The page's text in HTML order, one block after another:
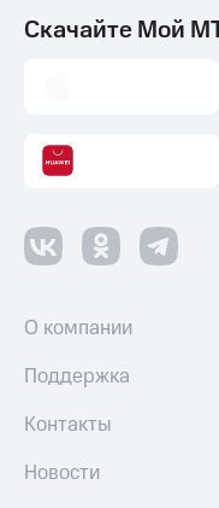
Скачайте Мой
О компании
Поддержка
Контакты
Новости